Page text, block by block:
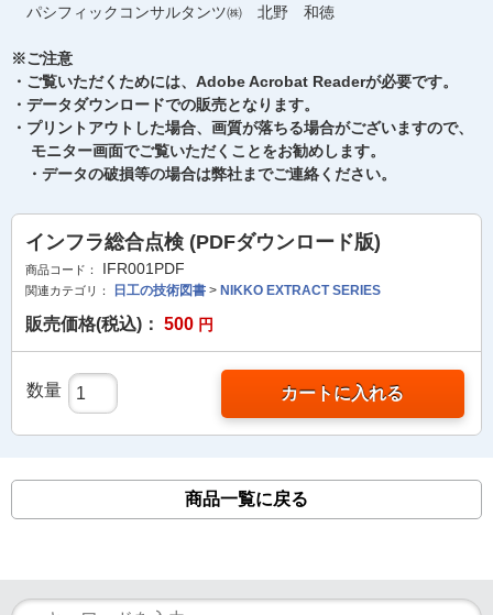
パシフィックコンサルタンツ㈱ 北野 和徳
※ご注意
・ご覧いただくためには、Adobe Acrobat Readerが必要です。
・データダウンロードでの販売となります。
・プリントアウトした場合、画質が落ちる場合がございますので、
モニター画面でご覧いただくことをお勧めします。
・データの破損等の場合は弊社までご連絡ください。
インフラ総合点検 (PDFダウンロード版)
商品コード： IFR001PDF
関連カテゴリ： 日工の技術図書 > NIKKO EXTRACT SERIES
販売価格(税込)： 500 円
数量 カートに入れる
商品一覧に戻る